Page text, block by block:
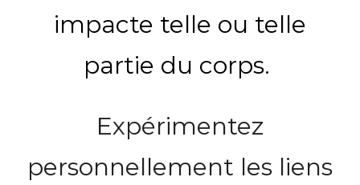
impacte telle ou telle
partie du corps.
Expérimentez
personnellement les liens